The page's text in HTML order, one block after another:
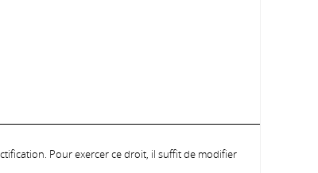
Pour exercer ce droit, il suffit de modifier